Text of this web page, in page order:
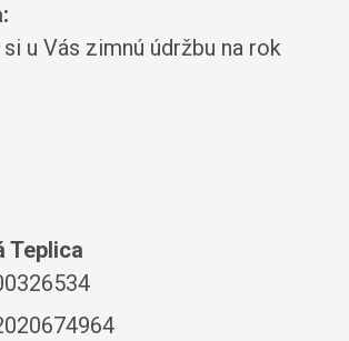
u Vás zimnú údržbu na rok
Teplica